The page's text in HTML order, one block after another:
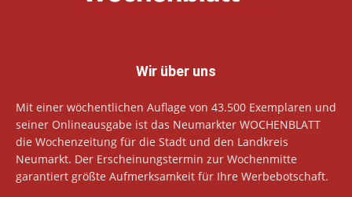
Wir über uns
Mit einer wöchentlichen Auflage von 43.500 Exemplaren und
seiner Onlineausgabe ist das Neumarkter WOCHENBLATT
die Wochenzeitung für die Stadt und den Landkreis
Neumarkt. Der Erscheinungstermin zur Wochenmitte
garantiert größte Aufmerksamkeit für Ihre Werbebotschaft.